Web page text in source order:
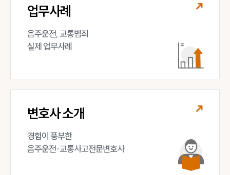
업무사례
음주운전, 교통범죄
실제 업무사례
변호사 소개
경험이 풍부한
음주운전·교통사고전문변호사